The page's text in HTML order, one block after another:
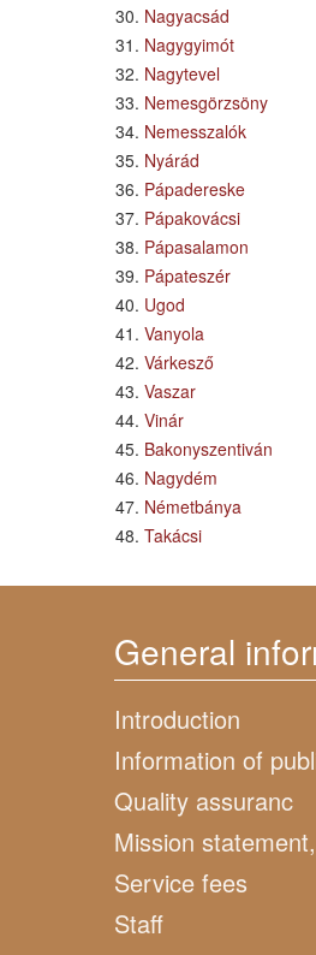
Nagyacsád
Nagygyimót
Nagytevel
Nemesgörzsöny
Nemesszalók
Nyárád
Pápadereske
Pápakovácsi
Pápasalamon
Pápateszér
Ugod
Vanyola
Várkesző
Vaszar
Vinár
Bakonyszentiván
Nagydém
Németbánya
Takácsi
General
Introduction
Information of
Quality assuranc
Mission
Service fees
Staff